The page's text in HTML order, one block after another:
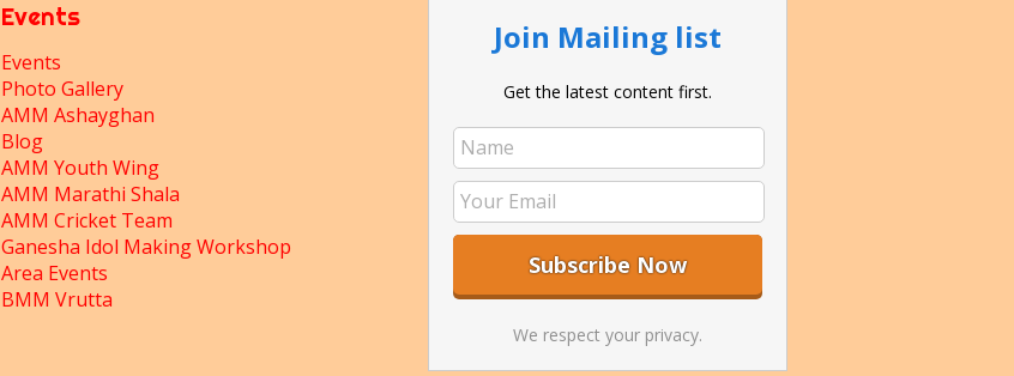
Events
Events
Photo Gallery
AMM Ashayghan
Blog
AMM Youth Wing
AMM Marathi Shala
AMM Cricket Team
Ganesha Idol Making Workshop
Area Events
BMM Vrutta
Join Mailing list
Get the latest content first.
We respect your privacy.